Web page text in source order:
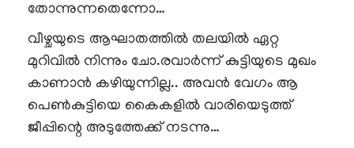
തോന്നുന്നതെന്നോ…
വീഴ്ചയുടെ ആഘാതത്തിൽ തലയിൽ ഏറ്റ
മുറിവിൽ നിന്നും ചോ.രവാർന്ന് കുട്ടിയുടെ മുഖം
കാണാൻ കഴിയുന്നില്ല.. അവൻ വേഗം ആ
പെൺകുട്ടിയെ കൈകളിൽ വാരിയെടുത്ത്
ജീപ്പിന്റെ അടുത്തേക്ക് നടന്നു…